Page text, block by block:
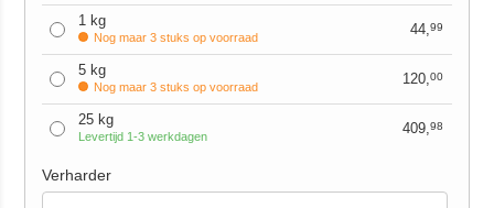
1 kg
Nog maar 3 stuks op voorraad 44,99
5 kg
Nog maar 3 stuks op voorraad 120,00
25 kg
Levertijd 1-3 werkdagen 409,98
Verharder